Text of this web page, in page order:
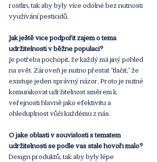
rostlin, tak aby byly více odolné bez nutnosti
využívání pesticidů.
Jak ještě více podpořit zájem o téma
udržitelnosti v běžné populaci?
Je potřeba pochopit, že každý má jiný pohled
na svět. Zároveň je nutno přestat "tlačit," že
existuje jeden správný názor. Proto je nutné
komunikovat udržitelnost směrem k
veřejnosti hlavně jako efektivitu a
ohleduplnost vůči každému z nás.
O jaké oblasti v souvislosti s tématem
udržitelnosti se podle vás stále hovoří málo?
Design produktů, tak aby byly lépe